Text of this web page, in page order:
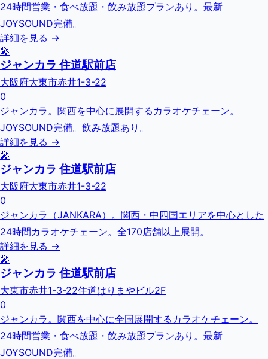
24時間営業・食べ放題・飲み放題プランあり。最新
JOYSOUND完備。
詳細を見る →
🎤
ジャンカラ 住道駅前店
大阪府大東市赤井1-3-22
0
ジャンカラ。関西を中心に展開するカラオケチェーン。
JOYSOUND完備。飲み放題あり。
詳細を見る →
🎤
ジャンカラ 住道駅前店
大阪府大東市赤井1-3-22
0
ジャンカラ（JANKARA）。関西・中四国エリアを中心とした
24時間カラオケチェーン。全170店舗以上展開。
詳細を見る →
🎤
ジャンカラ 住道駅前店
大東市赤井1-3-22住道はりまやビル2F
0
ジャンカラ。関西を中心に全国展開するカラオケチェーン。
24時間営業・食べ放題・飲み放題プランあり。最新
JOYSOUND完備。